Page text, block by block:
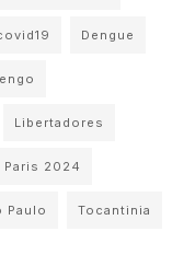
Dengue
Libertadores
Paris 2024
Paulo Tocantinia